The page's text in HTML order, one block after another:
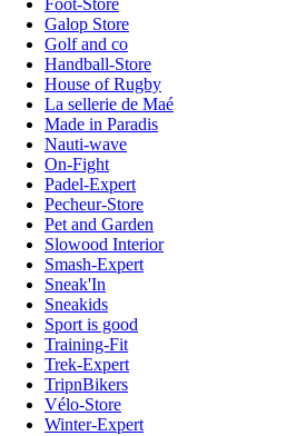
Foot-Store
Galop Store
Golf and co
Handball-Store
House of Rugby
La sellerie de Maé
Made in Paradis
Nauti-wave
On-Fight
Padel-Expert
Pecheur-Store
Pet and Garden
Slowood Interior
Smash-Expert
Sneak'In
Sneakids
Sport is good
Training-Fit
Trek-Expert
TripnBikers
Vélo-Store
Winter-Expert